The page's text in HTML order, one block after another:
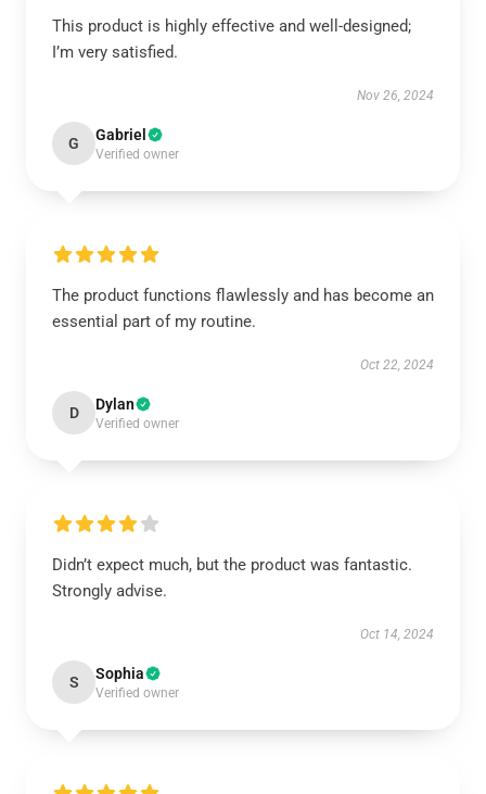
This product is highly effective and well-designed;
I’m very satisfied.
Nov 26, 2024
G Gabriel
Verified owner
The product functions flawlessly and has become an
essential part of my routine.
Oct 22, 2024
D Dylan
Verified owner
Didn’t expect much, but the product was fantastic.
Strongly advise.
Oct 14, 2024
S Sophia
Verified owner